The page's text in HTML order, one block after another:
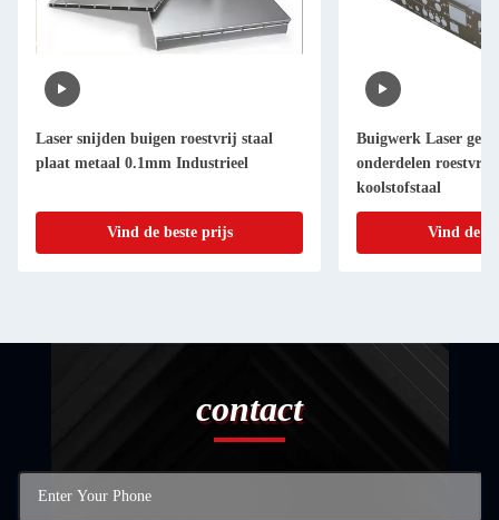
Laser snijden buigen roestvrij staal
plaat metaal 0.1mm Industrieel
Vind de beste prijs
Buigwerk Laser
onderdelen
koolstofstaal
Vind de
contact